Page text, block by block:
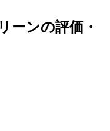
ーンの評価・